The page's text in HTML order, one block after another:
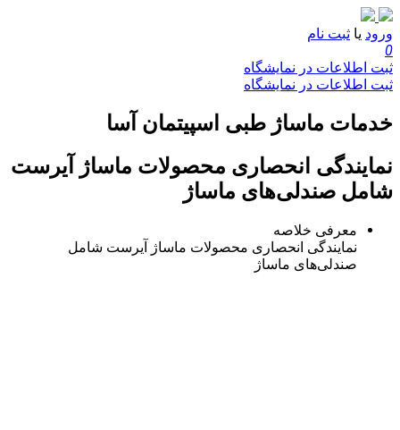
ورود یا ثبت نام
0
ثبت اطلاعات در نمایشگاه
ثبت اطلاعات در نمایشگاه
خدمات ماساژ طبی اسپیتمان آسا
نمایندگی انحصاری محصولات ماساژ آیرست
شامل صندلی‌های ماساژ
معرفی خلاصه
نمایندگی انحصاری محصولات ماساژ آیرست شامل
صندلی‌های ماساژ